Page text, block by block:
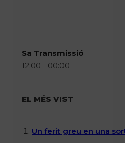
Sa Transmissió
12:00 - 00:00
EL MÉS VIST
Un ferit greu en una